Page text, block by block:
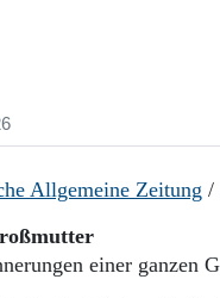
Ausgabe
Login
und finden
Allgemeine Zeitung /
einer ganzen